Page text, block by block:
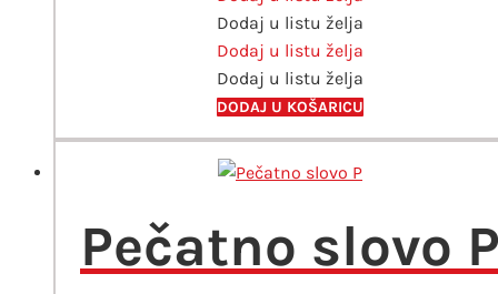
Dodaj u listu želja
Dodaj u listu želja
Dodaj u listu želja
DODAJ U KOŠARICU
Pečatno slovo